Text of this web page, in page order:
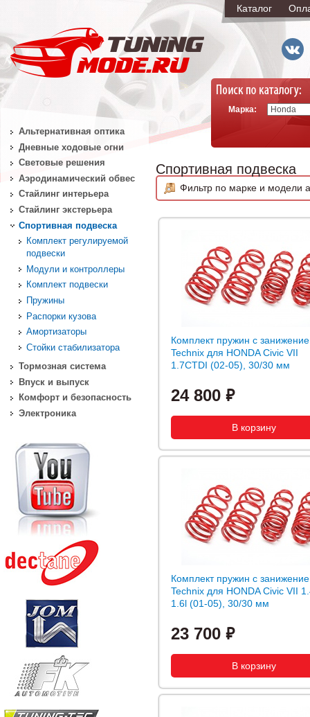
Каталог
Марка:
Спортивная подвеска
Фильтр по марке и модели
Комплект пружин с
Technix для HONDA Civic VII
1.7CTDI (02-05), 30/30 мм
24 800
Комплект пружин с
Technix для HONDA Civic VII
1.6l (01-05), 30/30 мм
23 700
Альтернативная оптика
Дневные ходовые огни
Световые решения
Аэродинамический обвес
Стайлинг интерьера
Стайлинг экстерьера
Спортивная подвеска
Комплект регулируемой
подвески
Модули и контроллеры
Комплект подвески
Пружины
Распорки кузова
Амортизаторы
Стойки стабилизатора
Тормозная система
Впуск и выпуск
Комфорт и безопасность
Электроника